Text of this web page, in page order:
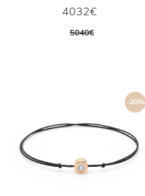
4032€
5040€
-20%